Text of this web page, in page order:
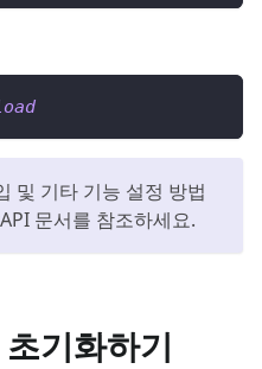
및 기타 기능 설정 방법
문서를 참조하세요.
기화하기